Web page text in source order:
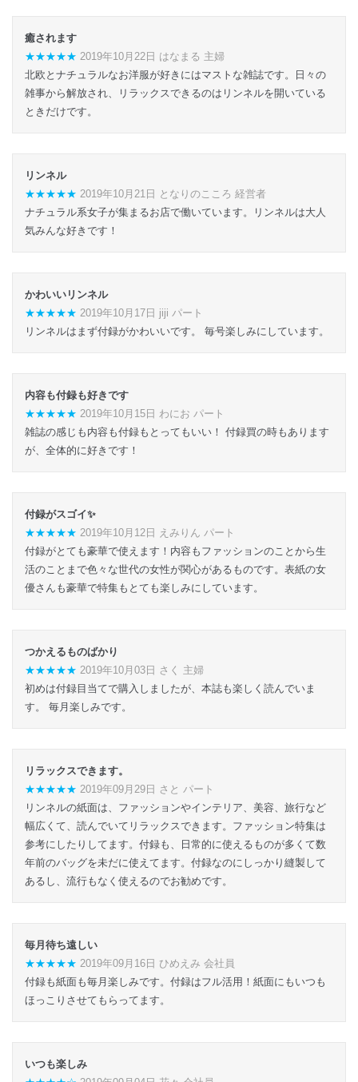
癒されます
★★★★★ 2019年10月22日 はなまる 主婦
北欧とナチュラルなお洋服が好きにはマストな雑誌です。日々の
雑事から解放され、リラックスできるのはリンネルを開いている
ときだけです。
リンネル
★★★★★ 2019年10月21日 となりのこころ 経営者
ナチュラル系女子が集まるお店で働いています。リンネルは大人
気みんな好きです！
かわいいリンネル
★★★★★ 2019年10月17日 jiji パート
リンネルはまず付録がかわいいです。 毎号楽しみにしています。
内容も付録も好きです
★★★★★ 2019年10月15日 わにお パート
雑誌の感じも内容も付録もとってもいい！ 付録買の時もあります
が、全体的に好きです！
付録がスゴイ✨
★★★★★ 2019年10月12日 えみりん パート
付録がとても豪華で使えます！内容もファッションのことから生
活のことまで色々な世代の女性が関心があるものです。表紙の女
優さんも豪華で特集もとても楽しみにしています。
つかえるものばかり
★★★★★ 2019年10月03日 さく 主婦
初めは付録目当てで購入しましたが、本誌も楽しく読んでいま
す。 毎月楽しみです。
リラックスできます。
★★★★★ 2019年09月29日 さと パート
リンネルの紙面は、ファッションやインテリア、美容、旅行など
幅広くて、読んでいてリラックスできます。ファッション特集は
参考にしたりしてます。付録も、日常的に使えるものが多くて数
年前のバッグを未だに使えてます。付録なのにしっかり縫製して
あるし、流行もなく使えるのでお勧めです。
毎月待ち遠しい
★★★★★ 2019年09月16日 ひめえみ 会社員
付録も紙面も毎月楽しみです。付録はフル活用！紙面にもいつも
ほっこりさせてもらってます。
いつも楽しみ